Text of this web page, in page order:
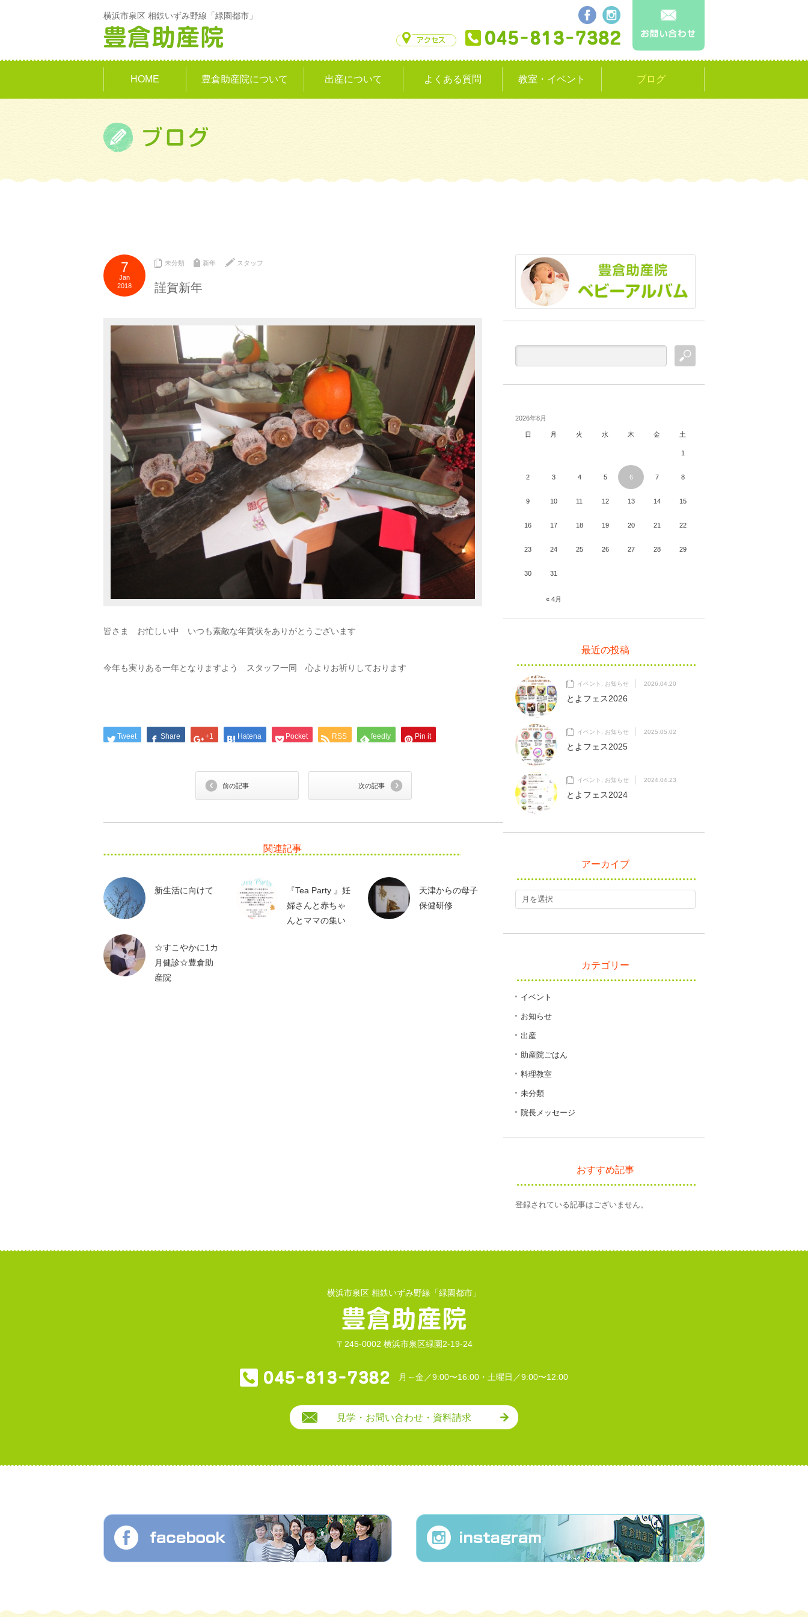
横浜市泉区 相鉄いずみ野線「緑園都市」
HOME 豊倉助産院について 出産について よくある質問 教室・イベント ブログ
7
Jan
2018
未分類 新年 スタッフ
謹賀新年
皆さま お忙しい中 いつも素敵な年賀状をありがとうございます
今年も実りある一年となりますよう スタッフ一同 心よりお祈りしております
Tweet Share +1 Hatena Pocket RSS feedly Pin it
前の記事 次の記事
関連記事
新生活に向けて
『Tea Party 』妊
婦さんと赤ちゃ
んとママの集い
天津からの母子
保健研修
☆すこやかに1カ
月健診☆豊倉助
産院
2026年8月
日 月 火 水 木 金 土
« 4月
1
2 3 4 5 6 7 8
9 10 11 12 13 14 15
16 17 18 19 20 21 22
23 24 25 26 27 28 29
30 31
最近の投稿
イベント お知らせ 2026.04.20
とよフェス2026
イベント お知らせ 2025.05.02
とよフェス2025
イベント お知らせ 2024.04.23
とよフェス2024
アーカイブ
カテゴリー
イベント
お知らせ
出産
助産院ごはん
料理教室
未分類
院長メッセージ
おすすめ記事
登録されている記事はございません。
横浜市泉区 相鉄いずみ野線「緑園都市」
〒245-0002 横浜市泉区緑園2-19-24
月～金／9:00〜16:00・土曜日／9:00〜12:00
見学・お問い合わせ・資料請求